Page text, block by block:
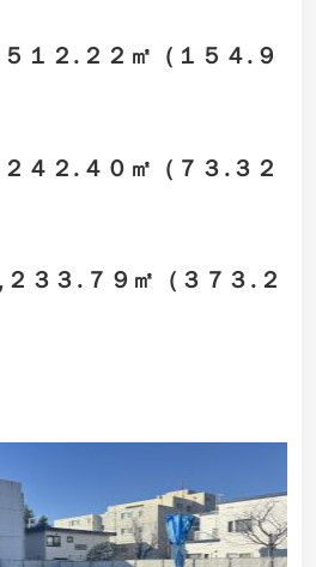
２.２２㎡（１５４.９
２.４０㎡（７３.３２
３.７９㎡（３７３.２